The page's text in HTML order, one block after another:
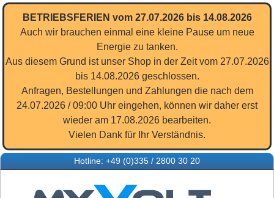
Zum Hauptinhalt springen
BETRIEBSFERIEN vom 27.07.2026 bis 14.08.2026
Auch wir brauchen einmal eine kleine Pause um neue
Energie zu tanken.
Aus diesem Grund ist unser Shop in der Zeit vom 27.07.2026
bis 14.08.2026 geschlossen.
Anfragen, Bestellungen und Zahlungen die nach dem
24.07.2026 / 09:00 Uhr eingehen, können wir daher erst
wieder am 17.08.2026 bearbeiten.
Vielen Dank für Ihr Verständnis.
Hotline: +49 (0)335 / 2800 30 20